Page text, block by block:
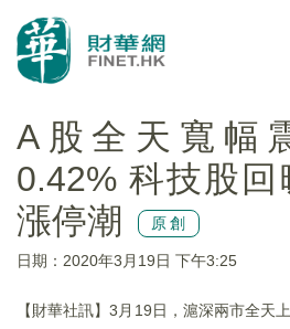
A股全天寬幅
0.42% 科技股
漲停潮
原創
日期：2020年3月19日 下午3:25
【財華社訊】3月19日，滬深兩市全天